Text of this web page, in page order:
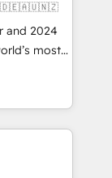
and 2024
most
Solutions
and NAM,